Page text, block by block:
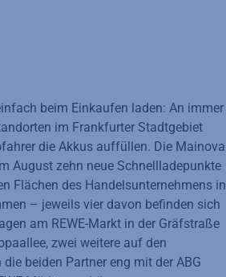
beim Einkaufen laden: An immer
im Frankfurter Stadtgebiet
die Akkus auffüllen. Die Mainova
August zehn neue Schnellladepunkte
Flächen des Handelsunternehmens in
– jeweils vier davon befinden sich
am REWE-Markt in der Gräfstraße
zwei weitere auf den
beiden Partner eng mit der ABG